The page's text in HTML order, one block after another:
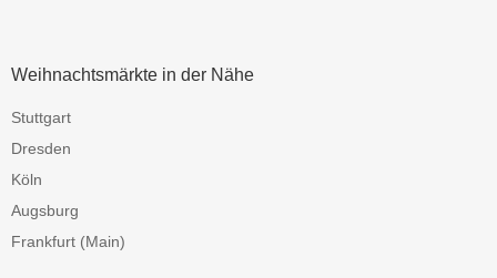
Weihnachtsmärkte in der Nähe
Stuttgart
Dresden
Köln
Augsburg
Frankfurt (Main)